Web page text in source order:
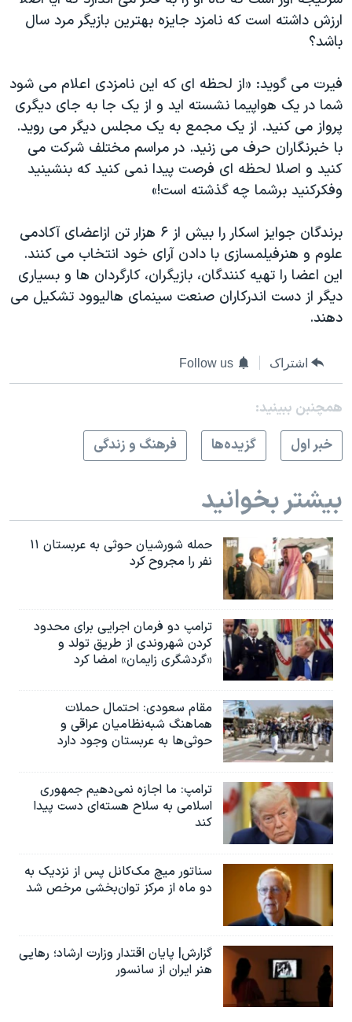
ارزش داشته است که نامزد جایزه بهترین بازیگر مرد سال
باشد؟
فیرت می گوید: «از لحظه ای که این نامزدی اعلام می شود
شما در یک هواپیما نشسته اید و از یک جا به جای دیگری
پرواز می کنید. از یک مجمع به یک مجلس دیگر می روید.
با خبرنگاران حرف می زنید. در مراسم مختلف شرکت می
کنید و اصلا لحظه ای فرصت پیدا نمی کنید که بنشینید
وفکرکنید برشما چه گذشته است!»
برندگان جوایز اسکار را بیش از ۶ هزار تن ازاعضای آکادمی
علوم و هنرفیلمسازی با دادن آرای خود انتخاب می کنند.
این اعضا را تهیه کنندگان، بازیگران، کارگردان ها و بسیاری
دیگر از دست اندرکاران صنعت سینمای هالیوود تشکیل می
دهند.
اشتراک Follow us
همچنبن ببینید:
خبر اول
گزيده‌ها فرهنگ و زندگی
بیشتر بخوانید
حمله شورشیان حوثی به عربستان ۱۱
نفر را مجروح کرد
ترامپ دو فرمان اجرایی برای محدود
کردن شهروندی از طریق تولد و
«گردشگری زایمان» امضا کرد
مقام سعودی: احتمال حملات
هماهنگ شبه‌نظامیان عراقی و
حوثی‌ها به عربستان وجود دارد
ترامپ: ما اجازه نمی‌دهیم جمهوری
اسلامی به سلاح هسته‌ای دست پیدا
کند
سناتور میچ مک‌کانل پس از نزدیک به
دو ماه از مرکز توان‌بخشی مرخص شد
گزارش| پایان اقتدار وزارت ارشاد؛ رهایی
هنر ایران از سانسور